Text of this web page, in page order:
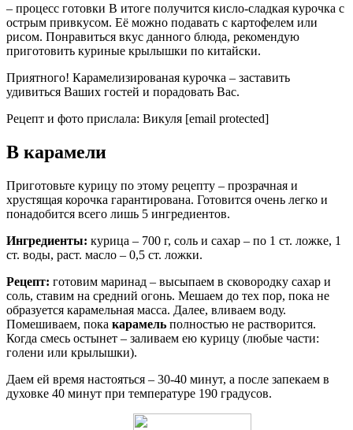
– процесс готовки В итоге получится кисло-сладкая курочка с
острым привкусом. Её можно подавать с картофелем или
рисом. Понравиться вкус данного блюда, рекомендую
приготовить куриные крылышки по китайски.
Приятного! Карамелизированая курочка – заставить
удивиться Ваших гостей и порадовать Вас.
Рецепт и фото прислала: Викуля [email protected]
В карамели
Приготовьте курицу по этому рецепту – прозрачная и
хрустящая корочка гарантирована. Готовится очень легко и
понадобится всего лишь 5 ингредиентов.
Ингредиенты: курица – 700 г, соль и сахар – по 1 ст. ложке, 1
ст. воды, раст. масло – 0,5 ст. ложки.
Рецепт: готовим маринад – высыпаем в сковородку сахар и
соль, ставим на средний огонь. Мешаем до тех пор, пока не
образуется карамельная масса. Далее, вливаем воду.
Помешиваем, пока карамель полностью не растворится.
Когда смесь остынет – заливаем ею курицу (любые части:
голени или крылышки).
Даем ей время настояться – 30-40 минут, а после запекаем в
духовке 40 минут при температуре 190 градусов.